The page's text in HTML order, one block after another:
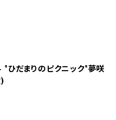
まりのピクニック"夢咲